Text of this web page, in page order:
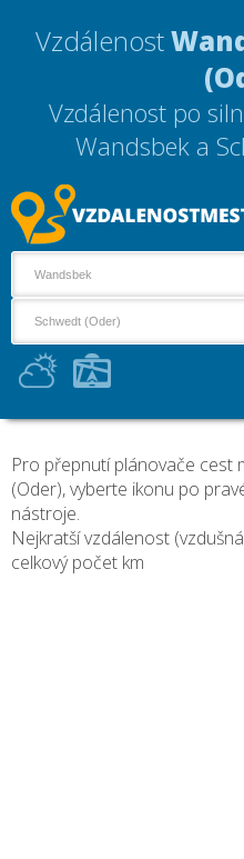
Vzdálenost
Vzdálenost po
Wandsbek a
Pro přepnutí plánovače cest
(Oder), vyberte ikonu po
nástroje.
Nejkratší vzdálenost
celkový počet km